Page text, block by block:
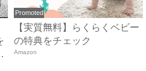
Promoted
【実質無料】らくらくベビー
の特典をチェック
Amazon